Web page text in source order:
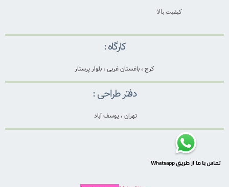
کیفیت بالا
کارگاه :
کرج ، باغستان غربی ، بلوار پرستار
دفتر طراحی :
تهران ، یوسف آباد